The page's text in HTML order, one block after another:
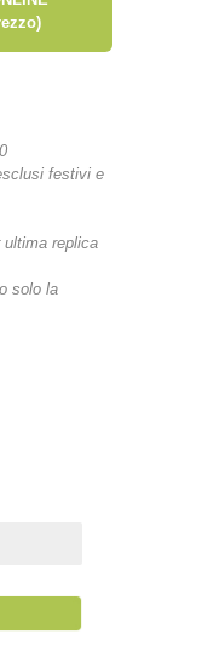
festivi e
replica
solo la